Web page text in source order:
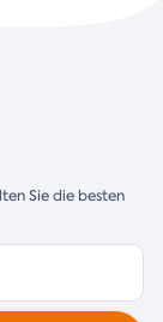
Sie die besten